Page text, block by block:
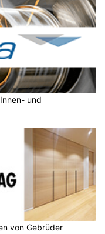
und
von Gebrüder